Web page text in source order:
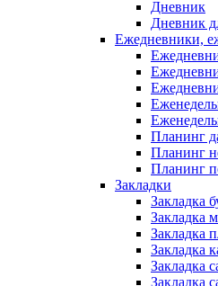
Дневник
Дневник
Ежедневники,
Планинг
Планинг
Планинг
Закладки
Закладка
Закладка
Закладка
Закладка
Закладка
Закладка